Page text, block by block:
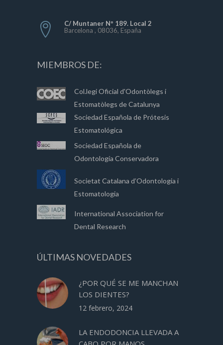
C/ Muntaner Nº 189. Local 2
Barcelona , 08036, España
MIEMBROS DE:
Col.legi Oficial d'Odontòlegs i
Estomatòlegs de Catalunya
Sociedad Española de Prótesis
Estomatológica
Sociedad Española de
Odontología Conservadora
Societat Catalana d’Odontologia i
Estomatologia
International Association for
Dental Research
ÚLTIMAS NOVEDADES
¿POR QUÉ SE ME MANCHAN
LOS DIENTES?
12 febrero, 2024
LA ENDODONCIA LLEVADA A